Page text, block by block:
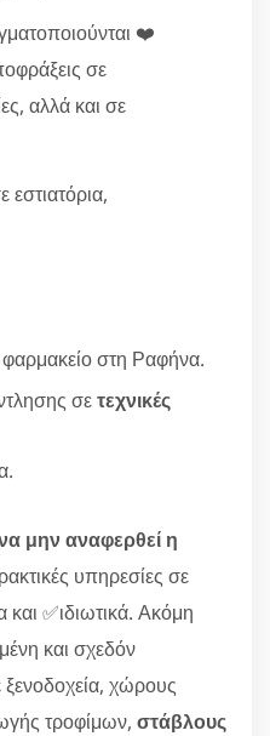
❤️
σε
αλλά και σε
στη Ραφήνα.
σετεχνικές
μην αναφερθεί η
υπηρεσίες σε
και ✅ιδιωτικά. Ακόμη
και σχεδόν
χώρους
τροφίμων, στάβλους